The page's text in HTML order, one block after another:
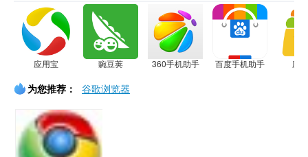
应用宝 豌豆荚 360手机助手 百度手机助手 应
为您推荐： 谷歌浏览器